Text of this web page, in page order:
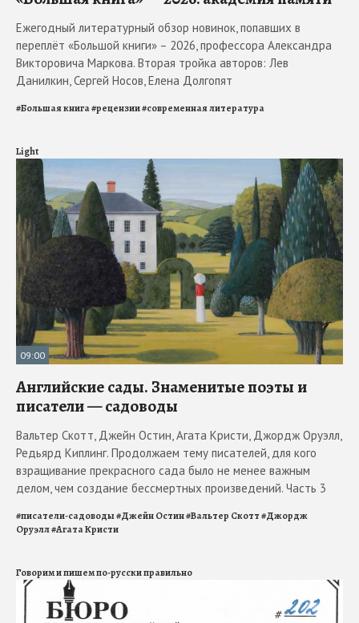
Ежегодный литературный обзор новинок, попавших в
переплёт «Большой книги» – 2026, профессора Александра
Викторовича Маркова. Вторая тройка авторов: Лев
Данилкин, Сергей Носов, Елена Долгопят
#Большая книга#рецензии#современная литература
Light
09:00
Английские сады. Знаменитые поэты и
писатели — садоводы
Вальтер Скотт, Джейн Остин, Агата Кристи, Джордж Оруэлл,
Редьярд Киплинг. Продолжаем тему писателей, для кого
взращивание прекрасного сада было не менее важным
делом, чем создание бессмертных произведений. Часть 3
#писатели-садоводы#Джейн Остин#Вальтер Скотт#Джордж
Оруэлл#Агата Кристи
Говорим и пишем по-русски правильно